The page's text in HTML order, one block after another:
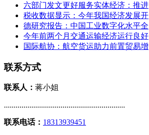
六部门发文更好服务实体经济：推进
税收数据显示：今年我国经济发展开
德研究报告：中国工业数字化水平全
今年前两个月交通运输经济运行良好
国际航协：航空货运助力前置贸易增
联系方式
联系人： 蒋小姐
..............................................................
联系电话： 18313939451